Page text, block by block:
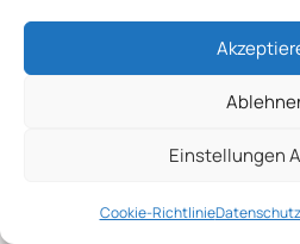
Einstellungen
Cookie-Richtlinie
Schneeräumung
Schneeabtransport